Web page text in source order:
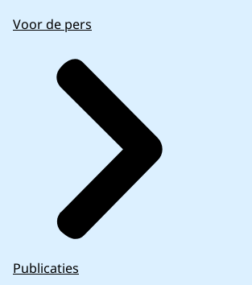
Voor de pers
Publicaties